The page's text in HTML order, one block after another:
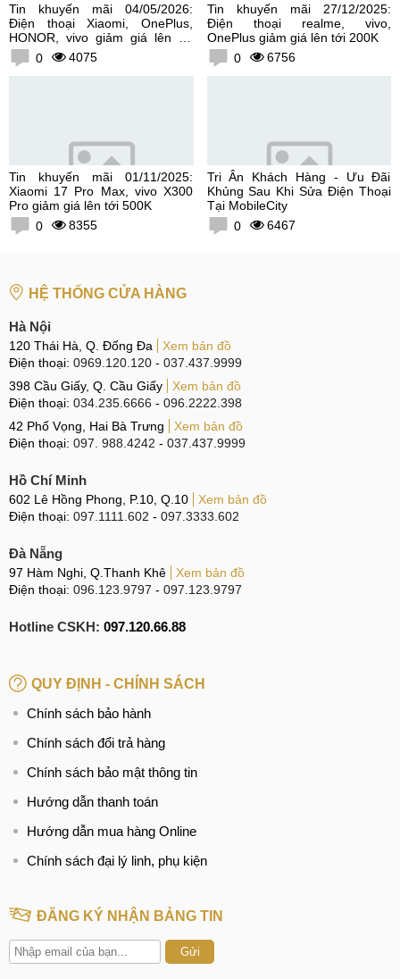
Tin khuyến mãi 04/05/2026:
Điện thoại Xiaomi, OnePlus,
HONOR, vivo giảm giá lên tới
300K0 4075
Tin khuyến mãi 27/12/2025:
Điện thoại realme, vivo,
OnePlus giảm giá lên tới 200K
0
6756
Tin khuyến mãi 01/11/2025:
Xiaomi 17 Pro Max, vivo X300
Pro giảm giá lên tới 500K
0
8355
Tri Ân Khách Hàng - Ưu Đãi
Khủng Sau Khi Sửa Điện Thoại
Tại MobileCity
0
6467
HỆ THỐNG CỬA HÀNG
Hà Nội
120 Thái Hà, Q. Đống Đa
Xem bản đồ
Điện thoại: 0969.120.120 - 037.437.9999
398 Cầu Giấy, Q. Cầu Giấy
Xem bản đồ
Điện thoại: 034.235.6666 - 096.2222.398
42 Phố Vọng, Hai Bà Trưng
Xem bản đồ
Điện thoại: 097. 988.4242 - 037.437.9999
Hồ Chí Minh
602 Lê Hồng Phong, P.10, Q.10
Xem bản đồ
Điện thoại: 097.1111.602 - 097.3333.602
Đà Nẵng
97 Hàm Nghi, Q.Thanh Khê
Xem bản đồ
Điện thoại: 096.123.9797 - 097.123.9797
Hotline CSKH: 097.120.66.88
QUY ĐỊNH - CHÍNH SÁCH
Chính sách bảo hành
Chính sách đổi trả hàng
Chính sách bảo mật thông tin
Hướng dẫn thanh toán
Hướng dẫn mua hàng Online
Chính sách đại lý linh, phụ kiện
ĐĂNG KÝ NHẬN BẢNG TIN
Gửi